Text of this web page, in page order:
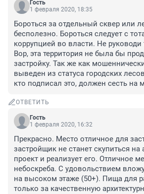
Гость
1 февраля 2020, 18:35
Бороться за отдельный сквер или
бесполезно. Бороться следует с
коррупцией во власти. Не руководи
Вор, эта территория не была бы
застройку. Так же как
выведен из статуса городских
кто подписал это, должен сесть на
ОТВЕТИТЬ
Гость
1 февраля 2020, 16:32
Прекрасно. Место отличное для
застройщик не станет скупиться на
проект и реализует его. Отличное
небоскреба. С удовольствием
на высоком этаже (50+). Пища для
только за качественную